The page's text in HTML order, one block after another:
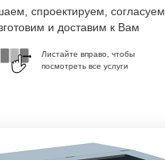
спроектируем, согласуем,
и доставим к Вам
Листайте вправо, чтобы
посмотреть все услуги